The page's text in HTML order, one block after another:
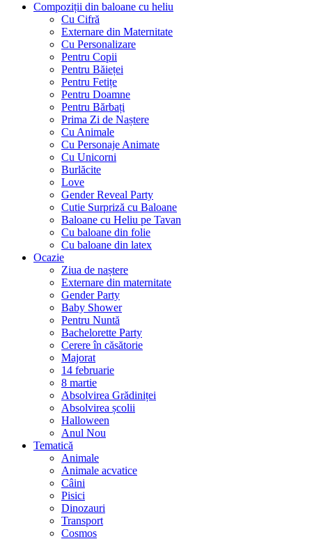
Compoziții din baloane cu heliu
Cu Cifră
Externare din Maternitate
Cu Personalizare
Pentru Copii
Pentru Băieței
Pentru Fetițe
Pentru Doamne
Pentru Bărbați
Prima Zi de Naștere
Cu Animale
Cu Personaje Animate
Cu Unicorni
Burlăcite
Love
Gender Reveal Party
Cutie Surpriză cu Baloane
Baloane cu Heliu pe Tavan
Cu baloane din folie
Cu baloane din latex
Ocazie
Ziua de naștere
Externare din maternitate
Gender Party
Baby Shower
Pentru Nuntă
Bachelorette Party
Cerere în căsătorie
Majorat
14 februarie
8 martie
Absolvirea Grădiniței
Absolvirea școlii
Halloween
Anul Nou
Tematică
Animale
Animale acvatice
Câini
Pisici
Dinozauri
Transport
Cosmos